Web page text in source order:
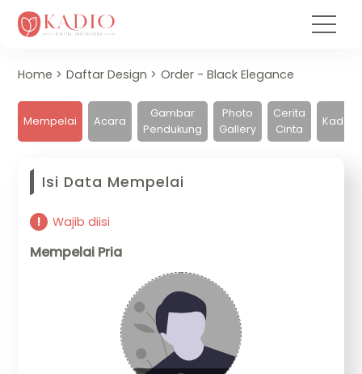
Home Daftar Design Order - Black Elegance
Mempelai Acara
Gambar
Pendukung
Photo
Gallery
Cerita
Cinta
Kado
Isi Data Mempelai
Wajib diisi
Mempelai Pria